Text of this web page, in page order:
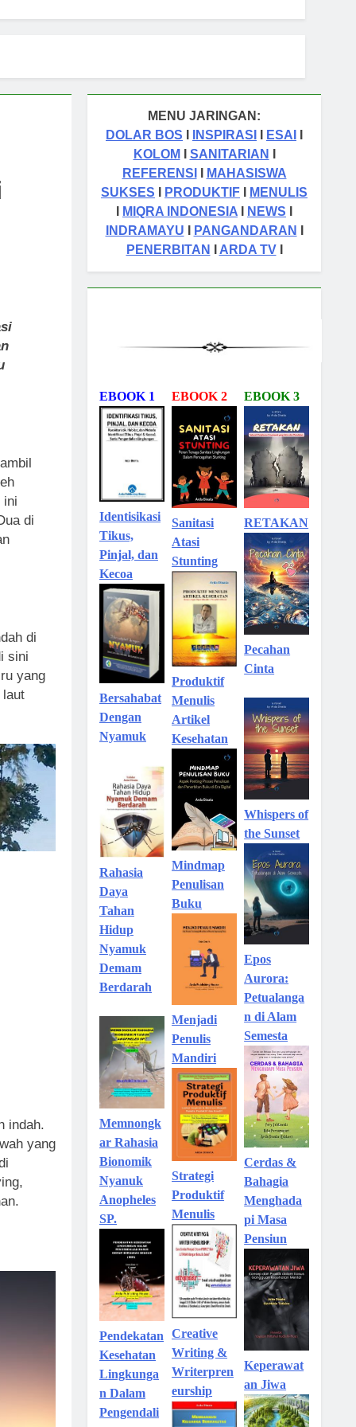
ini
di
di
sini
yang
laut
indah.
yang
MENU JARINGAN:
DOLAR BOS
INSPIRASI ESAI
KOLOM
SANITARIAN
REFERENSI
MAHASISWA
SUKSES
PRODUKTIF
MENULIS
MIQRA INDONESIA NEWS
INDRAMAYU
PANGANDARAN
PENERBITAN
ARDA TVI
EBOOK 1
Identisikasi
Tikus,
Pinjal, dan
Kecoa
Bersahabat
Dengan
Nyamuk
Rahasia
Daya
Tahan
Hidup
Nyamuk
Demam
Berdarah
Memnongk
ar Rahasia
Bionomik
Nyanuk
Anopheles
SP.
Pendekatan
Kesehatan
Lingkunga
n Dalam
Pengendali
EBOOK 2
Sanitasi
Atasi
Stunting
Produktif
Menulis
Artikel
Kesehatan
Mindmap
Penulisan
Buku
Menjadi
Penulis
Mandiri
Strategi
Produktif
Menulis
Creative
Writing &
Writerpren
eurship
EBOOK 3
RETAKAN
Pecahan
Cinta
Whispers of
the Sunset
Epos
Aurora:
Petualanga
n di Alam
Semesta
Cerdas &
Bahagia
Menghada
pi Masa
Pensiun
Keperawat
an Jiwa